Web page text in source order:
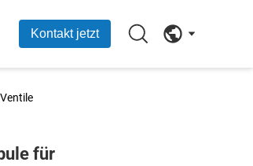
Kontakt jetzt
für